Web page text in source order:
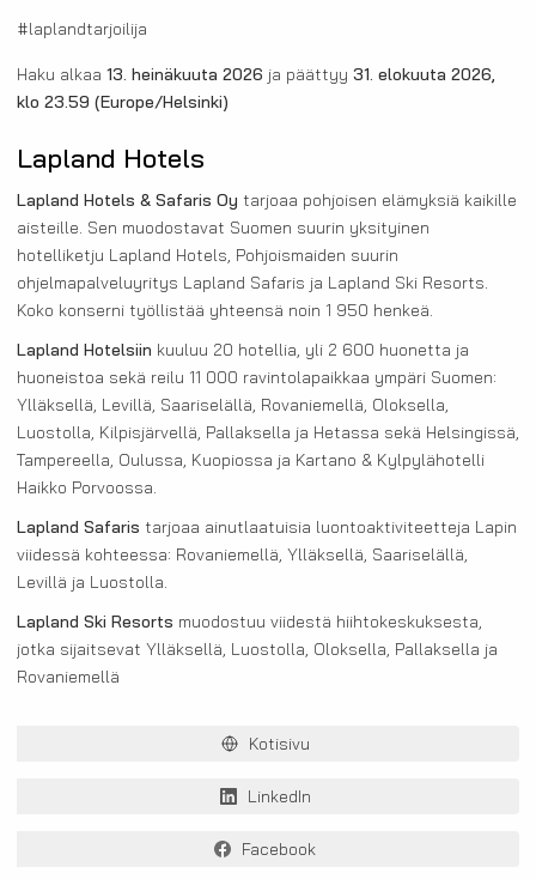
#laplandtarjoilija
Haku alkaa 13. heinäkuuta 2026 ja päättyy 31. elokuuta 2026,
klo 23.59 (Europe/Helsinki)
Lapland Hotels
Lapland Hotels & Safaris Oy tarjoaa pohjoisen elämyksiä kaikille
aisteille. Sen muodostavat Suomen suurin yksityinen
hotelliketju Lapland Hotels, Pohjoismaiden suurin
ohjelmapalveluyritys Lapland Safaris ja Lapland Ski Resorts.
Koko konserni työllistää yhteensä noin 1 950 henkeä.
Lapland Hotelsiin kuuluu 20 hotellia, yli 2 600 huonetta ja
huoneistoa sekä reilu 11 000 ravintolapaikkaa ympäri Suomen:
Ylläksellä, Levillä, Saariselällä, Rovaniemellä, Oloksella,
Luostolla, Kilpisjärvellä, Pallaksella ja Hetassa sekä Helsingissä,
Tampereella, Oulussa, Kuopiossa ja Kartano & Kylpylähotelli
Haikko Porvoossa.
Lapland Safaris tarjoaa ainutlaatuisia luontoaktiviteetteja Lapin
viidessä kohteessa: Rovaniemellä, Ylläksellä, Saariselällä,
Levillä ja Luostolla.
Lapland Ski Resorts muodostuu viidestä hiihtokeskuksesta,
jotka sijaitsevat Ylläksellä, Luostolla, Oloksella, Pallaksella ja
Rovaniemellä
Kotisivu
LinkedIn
Facebook